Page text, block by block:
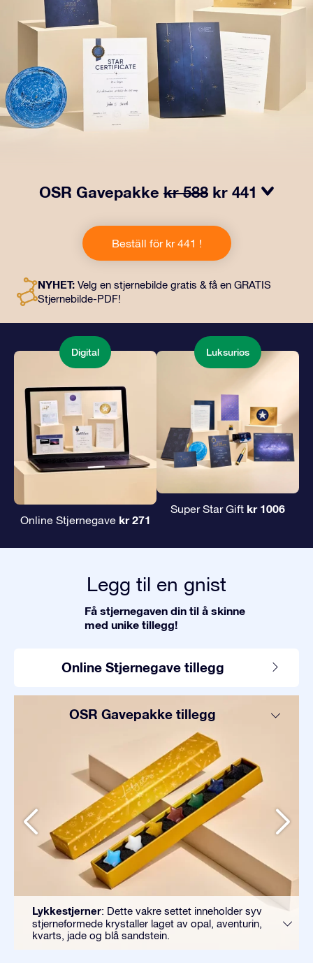
OSR Gavepakke kr 588 kr 441
gaven inkluderer en vakker konvolutt og personlige
dokumenter som kan sendes til en adresse etter eget
valg, samt digitale dokumenter og gratis bruk av våre
til venner og kjære på.
Beställ för kr 441 !
NYHET: Velg en stjernebilde gratis & få en GRATIS
Stjernebilde-PDF!
Digital
Online Stjernegave kr 271
Luksuriøs
Super Star Gift kr 1006
Legg til en gnist
Få stjernegaven din til å skinne
med unike tillegg!
Online Stjernegave tillegg
OSR Gavepakke tillegg
Lykkestjerner: Dette vakre settet inneholder syv
stjerneformede krystaller laget av opal, aventurin,
kvarts, jade og blå sandstein.